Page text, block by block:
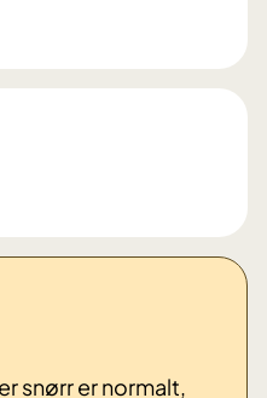
snørr er normalt,